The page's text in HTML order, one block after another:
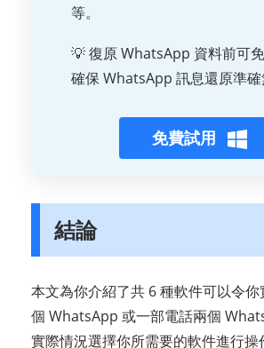
等。
💡 復原 WhatsApp 資料前可免
確保 WhatsApp 訊息還原準確
免費試用
結論
本文為你介紹了共 6 種軟件可以令
個 WhatsApp 或一部電話兩個
實際情況選擇你所需要的軟件進行操